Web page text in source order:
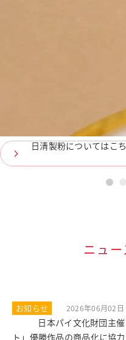
日清製粉についてはこ
1
ニュ
お知らせ 2026年06月02日
日本パイ文化財団主
ト」優勝作品の商品化に協力